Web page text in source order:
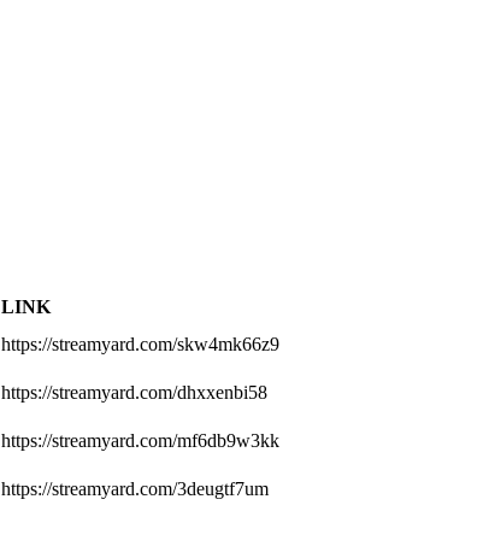
LINK
https://streamyard.com/skw4mk66z9
https://streamyard.com/dhxxenbi58
https://streamyard.com/mf6db9w3kk
https://streamyard.com/3deugtf7um